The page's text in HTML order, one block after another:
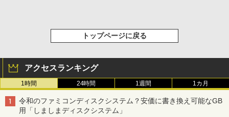
トップページに戻る
アクセスランキング
1時間 24時間 1週間 1カ月
令和のファミコンディスクシステム？安価に書き換え可能なGB
用「しましまディスクシステム」